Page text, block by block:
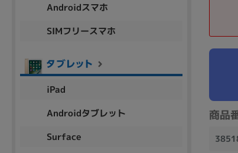
商品
Androidスマホ
SIMフリースマホ
iPad
Androidタブレット
Surface
商品シリーズ名・ブランド名の絞り込み。
aspire Inspiron
商品の搭載機能による絞り込み